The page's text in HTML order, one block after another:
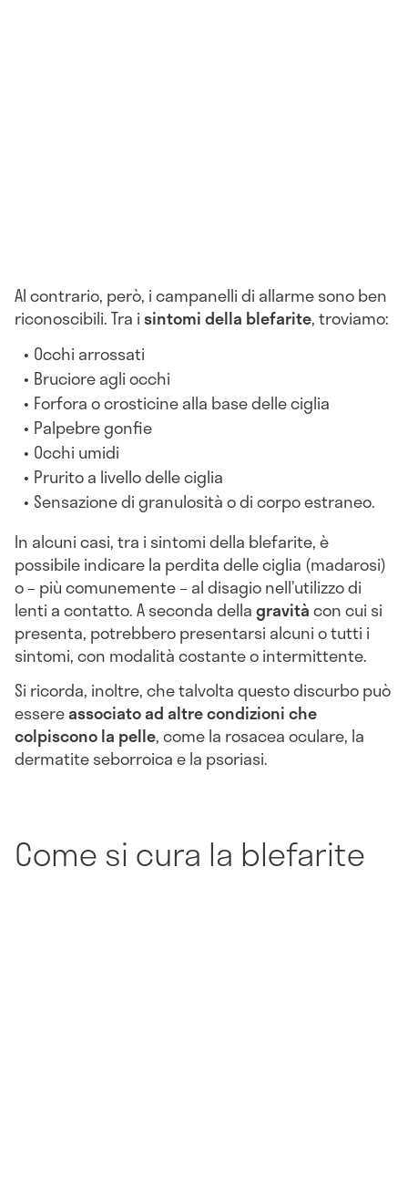
Al contrario, però, i campanelli di allarme sono ben
riconoscibili. Tra isintomi della blefarite, troviamo:
Occhi arrossati
Bruciore agli occhi
Forfora o crosticine alla base delle ciglia
Palpebre gonfie
Occhi umidi
Prurito a livello delle ciglia
Sensazione di granulosità o di corpo estraneo.
In alcuni casi, tra i sintomi della blefarite, è
possibile indicare la perdita delle ciglia (madarosi)
o – più comunemente – al disagio nell’utilizzo di
lenti a contatto. A seconda dellagravitàcon cui si
presenta, potrebbero presentarsi alcuni o tutti i
sintomi, con modalità costante o intermittente.
Si ricorda, inoltre, che talvolta questo discurbo può
essereassociato ad altre condizioni che
colpiscono la pelle, come la rosacea oculare, la
dermatite seborroica e la psoriasi.
Come si cura la blefarite